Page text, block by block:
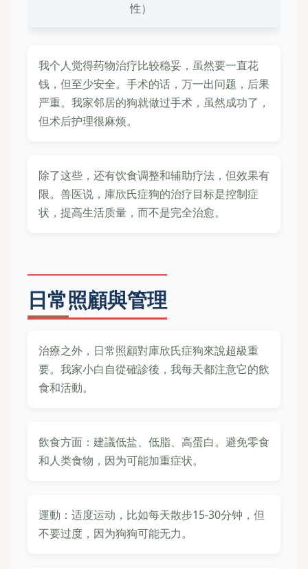
性）
我个人觉得药物治疗比较稳妥，虽然要一直花
钱，但至少安全。手术的话，万一出问题，后果
严重。我家邻居的狗就做过手术，虽然成功了，
但术后护理很麻烦。
除了这些，还有饮食调整和辅助疗法，但效果有
限。兽医说，庫欣氏症狗的治疗目标是控制症
状，提高生活质量，而不是完全治愈。
日常照顧與管理
治療之外，日常照顧對庫欣氏症狗來說超級重
要。我家小白自從確診後，我每天都注意它的飲
食和活動。
飲食方面：建議低盐、低脂、高蛋白。避免零食
和人类食物，因为可能加重症状。
運動：适度运动，比如每天散步15-30分钟，但
不要过度，因为狗狗可能无力。